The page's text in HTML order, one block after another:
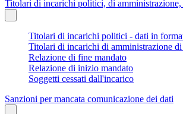
Titolari di incarichi politici, di
Titolari di incarichi politici - dati in
Titolari di incarichi di amministrazione
Relazione di fine mandato
Relazione di inizio mandato
Soggetti cessati dall'incarico
Sanzioni per mancata comunicazione dei dati